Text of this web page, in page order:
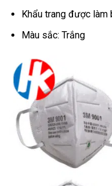
Khẩu trang được làm
Màu sắc: Trắng